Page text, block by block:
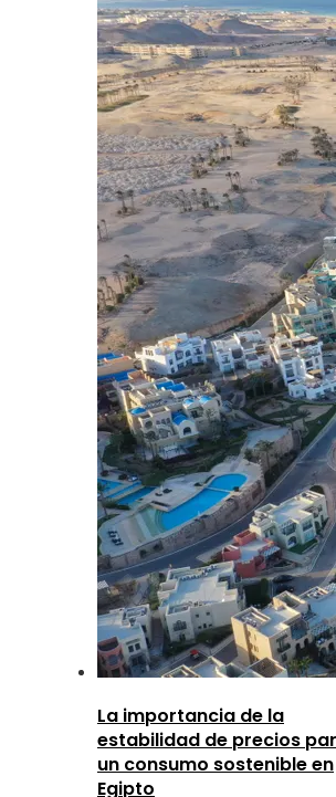
La importancia de la
estabilidad de precios
un consumo sostenible en
Egipto